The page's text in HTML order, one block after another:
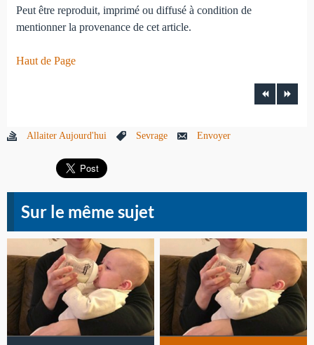
Peut être reproduit, imprimé ou diffusé à condition de
mentionner la provenance de cet article.
Haut de Page
Allaiter Aujourd'hui Sevrage Envoyer
Sur le même sujet